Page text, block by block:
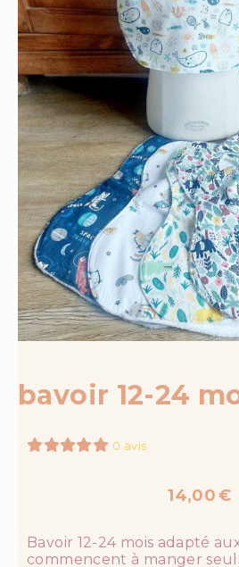
bavoir 12-24
0 avis
14,00€
Bavoir 12-24 mois adapté
commencent à manger